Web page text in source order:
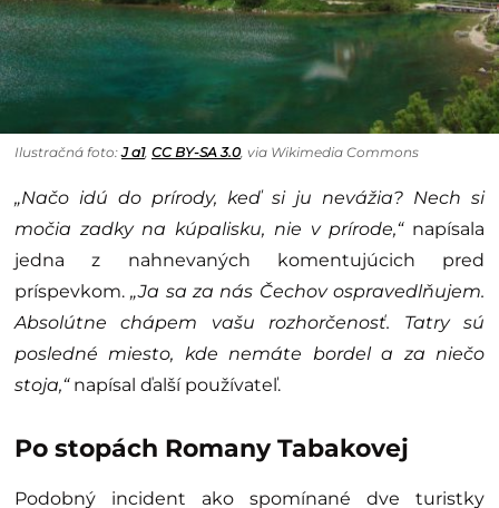
Ilustračná foto:J a1, CC BY-SA 3.0, via Wikimedia Commons
„Načo idú do prírody, keď si ju nevážia? Nech si
močia zadky na kúpalisku, nie v prírode,“napísala
jedna z nahnevaných komentujúcich pred
príspevkom.„Ja sa za nás Čechov ospravedlňujem.
Absolútne chápem vašu rozhorčenosť. Tatry sú
posledné miesto, kde nemáte bordel a za niečo
stoja,“napísal ďalší používateľ.
Po stopách Romany Tabakovej
Podobný incident ako spomínané dve turistky